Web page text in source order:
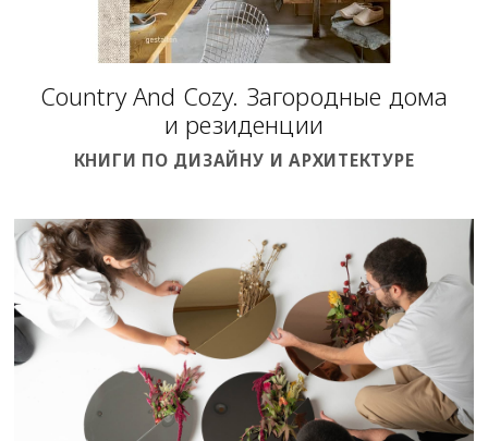
Country And Cozy. Загородные дома
и резиденции
КНИГИ ПО ДИЗАЙНУ И АРХИТЕКТУРЕ